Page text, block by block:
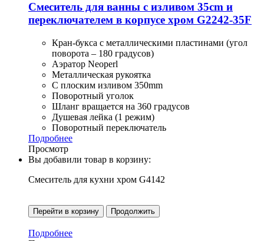
Смеситель для ванны с изливом 35cm и
переключателем в корпусе хром G2242-35F
Кран-букса с металлическими пластинами (угол
поворота – 180 градусов)
Аэратор Neoperl
Металлическая рукоятка
С плоским изливом 350mm
Поворотный уголок
Шланг вращается на 360 градусов
Душевая лейка (1 режим)
Поворотный переключатель
Подробнее
Просмотр
Вы добавили товар в корзину:
Смеситель для кухни хром G4142
Перейти в корзину Продолжить
Подробнее